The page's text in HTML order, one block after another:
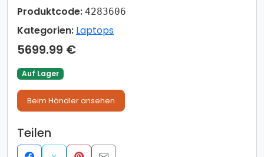
Produktcode: 4283606
Kategorien: Laptops
5699.99 €
Auf Lager
Beim Händler ansehen
Teilen